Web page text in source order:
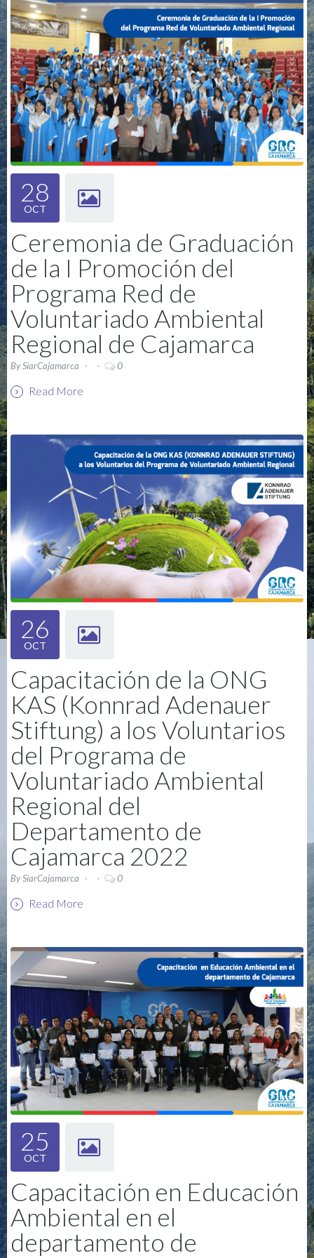
28
OCT
Ceremonia de Graduación
de la I Promoción del
Programa Red de
Voluntariado Ambiental
Regional de Cajamarca
BySiarCajamarca 0
Read More
26
OCT
Capacitación de la ONG
KAS (Konnrad Adenauer
Stiftung) a los Voluntarios
del Programa de
Voluntariado Ambiental
Regional del
Departamento de
Cajamarca 2022
BySiarCajamarca 0
Read More
25
OCT
Capacitación en Educación
Ambiental en el
departamento de